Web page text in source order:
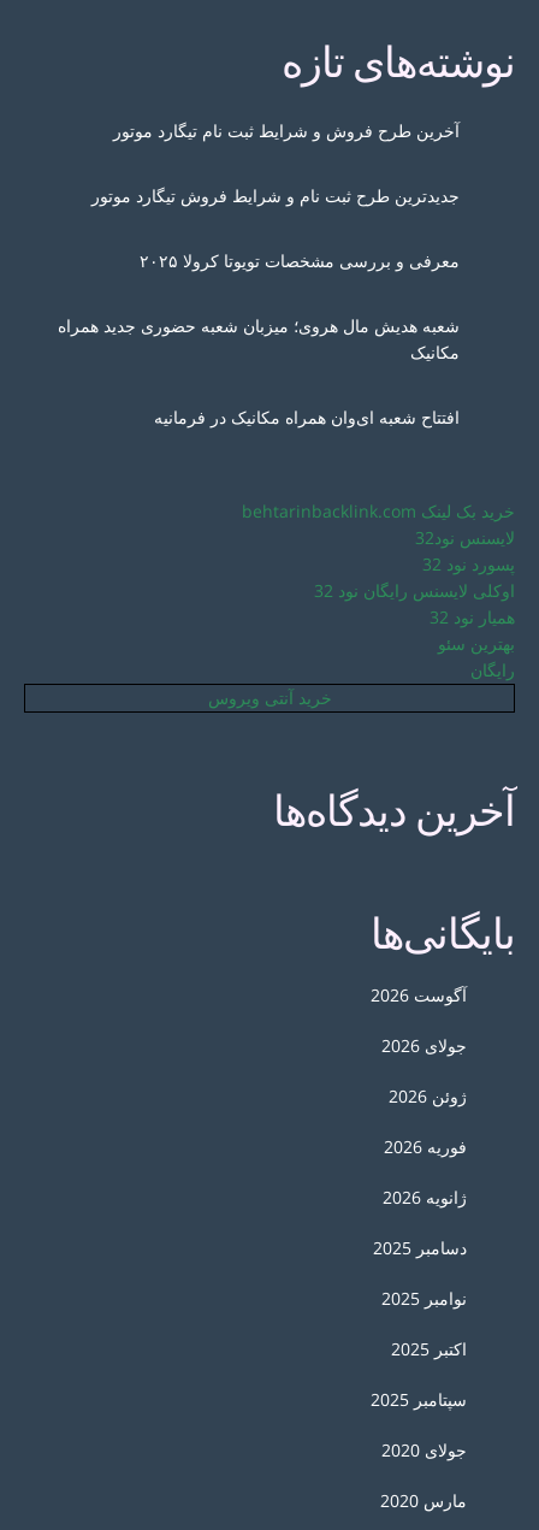
نوشته‌های تازه
آخرین طرح فروش و شرایط ثبت نام تیگارد موتور
جدیدترین طرح ثبت نام و شرایط فروش تیگارد موتور
معرفی و بررسی مشخصات تویوتا کرولا ۲۰۲۵
شعبه هدیش مال هروی؛ میزبان شعبه حضوری جدید همراه
مکانیک
افتتاح شعبه ای‌وان همراه مکانیک در فرمانیه
خرید بک لینک behtarinbacklink.com
لایسنس نود32
پسورد نود 32
اوکلی لایسنس رایگان نود 32
همیار نود 32
بهترین سئو
رایگان
خرید آنتی ویروس
آخرین دیدگاه‌ها
بایگانی‌ها
آگوست 2026
جولای 2026
ژوئن 2026
فوریه 2026
ژانویه 2026
دسامبر 2025
نوامبر 2025
اکتبر 2025
سپتامبر 2025
جولای 2020
مارس 2020